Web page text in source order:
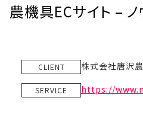
農機具ECサイト –
CLIENT 株式会社唐沢
SERVICE https://